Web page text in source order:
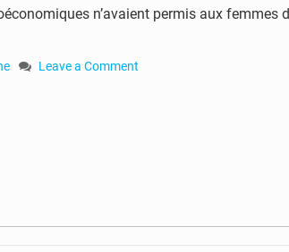
n’avaient permis aux femmes
Leave a Comment